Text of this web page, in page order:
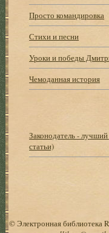
Просто командировка
Стихи и песни
Уроки и победы
Чемоданная история
Законодатель -
статьи)
© Электронная библиотека